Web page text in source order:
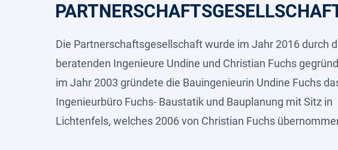
Die Partnerschaftsgesellschaft wurde im Jahr 2016 durch
beratenden Ingenieure Undine und Christian Fuchs
im Jahr 2003 gründete die Bauingenieurin Undine Fuchs
Ingenieurbüro Fuchs- Baustatik und Bauplanung mit Sitz in
Lichtenfels, welches 2006 von Christian Fuchs